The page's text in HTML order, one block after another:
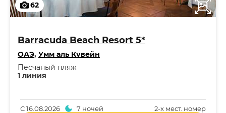
62
Barracuda Beach Resort 5*
ОАЭ, Умм аль Кувейн
1 линия
Песчаный пляж
2-x мест. номер
С16.08.2026 7 ночей